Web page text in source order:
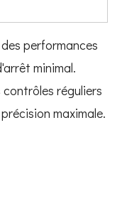
performances
minimal.
réguliers
maximale.